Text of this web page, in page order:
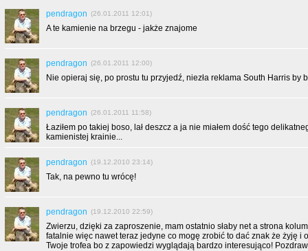
pendragon (26.01.2011 12:01)
A te kamienie na brzegu - jakże znajome
pendragon (26.01.2011 12:00)
Nie opieraj się, po prostu tu przyjedź, niezła reklama South Harris by
pendragon (26.01.2011 11:58)
Łaziłem po takiej boso, lał deszcz a ja nie miałem dość tego
kamienistej krainie...
pendragon (19.12.2010 23:14)
Tak, na pewno tu wrócę!
pendragon (19.12.2010 22:59)
Zwierzu, dzięki za zaproszenie, mam ostatnio słaby net a strona
fatalnie więc nawet teraz jedyne co mogę zrobić to dać znak że żyję i
Twoje trofea bo z zapowiedzi wyglądają bardzo interesująco!